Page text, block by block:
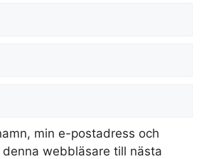
min e-postadress och
webbläsare till nästa